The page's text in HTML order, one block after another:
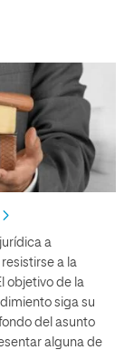
a
a la
objetivo de la
siga su
del asunto
alguna de